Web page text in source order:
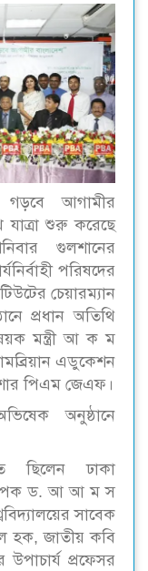
আগামীর
যাত্রা শুরু করেছে
গুলশানের
পরিষদের
চেয়ারম্যান
প্রধান অতিথি
মন্ত্রী আ ক ম
এডুকেশন
পিএম জেএফ।
অনুষ্ঠানে
ছিলেন ঢাকা
ড. আ আ ম স
সাবেক
হক, জাতীয় কবি
প্রফেসর